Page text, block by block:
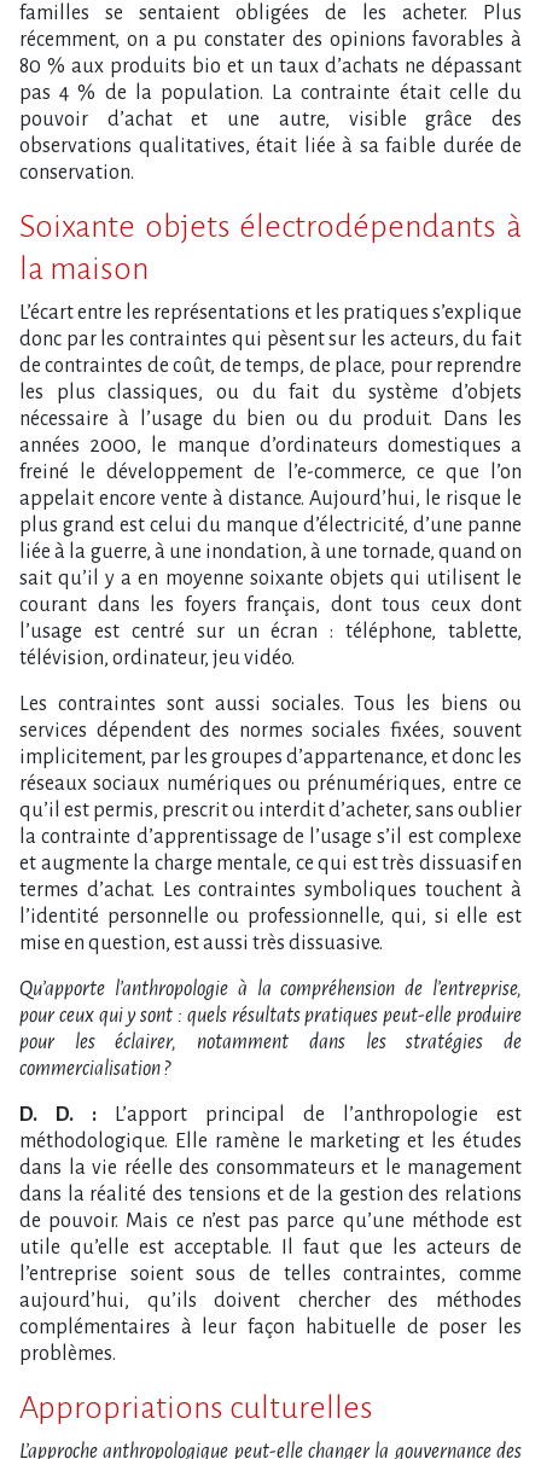
familles se sentaient obligées de les acheter. Plus
récemment, on a pu constater des opinions favorables à
80 % aux produits bio et un taux d’achats ne dépassant
pas 4 % de la population. La contrainte était celle du
pouvoir d’achat et une autre, visible grâce des
observations qualitatives, était liée à sa faible durée de
conservation.
Soixante objets électrodépendants à
la maison
L’écart entre les représentations et les pratiques s’explique
donc par les contraintes qui pèsent sur les acteurs, du fait
de contraintes de coût, de temps, de place, pour reprendre
les plus classiques, ou du fait du système d’objets
nécessaire à l’usage du bien ou du produit. Dans les
années 2000, le manque d’ordinateurs domestiques a
freiné le développement de l’e-commerce, ce que l’on
appelait encore vente à distance. Aujourd’hui, le risque le
plus grand est celui du manque d’électricité, d’une panne
liée à la guerre, à une inondation, à une tornade, quand on
sait qu’il y a en moyenne soixante objets qui utilisent le
courant dans les foyers français, dont tous ceux dont
l’usage est centré sur un écran : téléphone, tablette,
télévision, ordinateur, jeu vidéo.
Les contraintes sont aussi sociales. Tous les biens ou
services dépendent des normes sociales fixées, souvent
implicitement, par les groupes d’appartenance, et donc les
réseaux sociaux numériques ou prénumériques, entre ce
qu’il est permis, prescrit ou interdit d’acheter, sans oublier
la contrainte d’apprentissage de l’usage s’il est complexe
et augmente la charge mentale, ce qui est très dissuasif en
termes d’achat. Les contraintes symboliques touchent à
l’identité personnelle ou professionnelle, qui, si elle est
mise en question, est aussi très dissuasive.
Qu’apporte l’anthropologie à la compréhension de l’entreprise,
pour ceux qui y sont : quels résultats pratiques peut-elle produire
pour les éclairer, notamment dans les stratégies de
commercialisation ?
D. D. : L’apport principal de l’anthropologie est
méthodologique. Elle ramène le marketing et les études
dans la vie réelle des consommateurs et le management
dans la réalité des tensions et de la gestion des relations
de pouvoir. Mais ce n’est pas parce qu’une méthode est
utile qu’elle est acceptable. Il faut que les acteurs de
l’entreprise soient sous de telles contraintes, comme
aujourd’hui, qu’ils doivent chercher des méthodes
complémentaires à leur façon habituelle de poser les
problèmes.
Appropriations culturelles
L’approche anthropologique peut-elle changer la gouvernance des